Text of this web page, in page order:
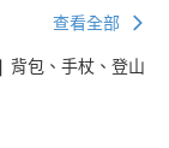
查看全部
背包、手杖、登山